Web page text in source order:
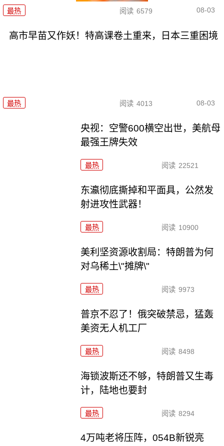
最热 阅读 6579 08-03
高市早苗又作妖！特高课卷土重来，日本三重困境
最热 阅读 4013 08-03
央视：空警600横空出世，美航母
最强王牌失效
最热 阅读 22521
东瀛彻底撕掉和平面具，公然发
射进攻性武器！
最热 阅读 10900
美利坚资源收割局：特朗普为何
对乌稀土\"摊牌\"
最热 阅读 9973
普京不忍了！俄突破禁忌，猛轰
美资无人机工厂
最热 阅读 8498
海锁波斯还不够，特朗普又生毒
计，陆地也要封
最热 阅读 8294
4万吨老将压阵，054B新锐亮